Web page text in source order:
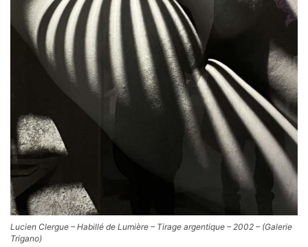
Lucien Clergue – Habillé de Lumière – Tirage argentique – 2002 – (Galerie
Trigano)